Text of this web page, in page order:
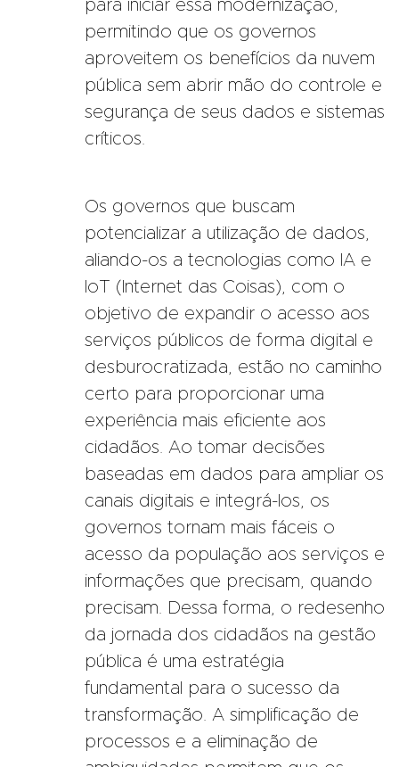
para iniciar essa modernização,
permitindo que os governos
aproveitem os benefícios da nuvem
pública sem abrir mão do controle e
segurança de seus dados e sistemas
críticos.
Os governos que buscam
potencializar a utilização de dados,
aliando-os a tecnologias como IA e
IoT (Internet das Coisas), com o
objetivo de expandir o acesso aos
serviços públicos de forma digital e
desburocratizada, estão no caminho
certo para proporcionar uma
experiência mais eficiente aos
cidadãos. Ao tomar decisões
baseadas em dados para ampliar os
canais digitais e integrá-los, os
governos tornam mais fáceis o
acesso da população aos serviços e
informações que precisam, quando
precisam. Dessa forma, o redesenho
da jornada dos cidadãos na gestão
pública é uma estratégia
fundamental para o sucesso da
transformação. A simplificação de
processos e a eliminação de